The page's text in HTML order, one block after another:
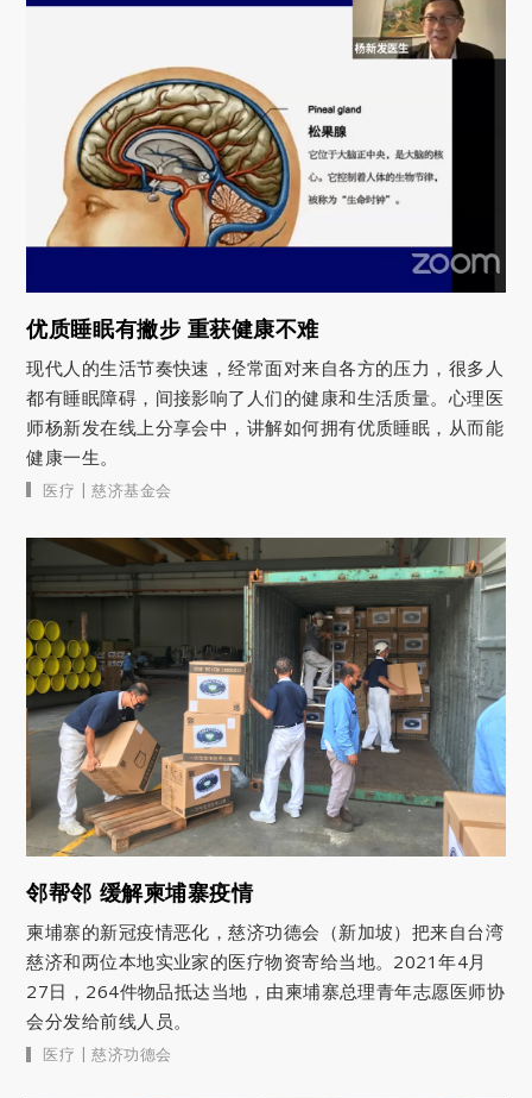
优质睡眠有撇步 重获健康不难
现代人的生活节奏快速，经常面对来自各方的压力，很多人
都有睡眠障碍，间接影响了人们的健康和生活质量。心理医
师杨新发在线上分享会中，讲解如何拥有优质睡眠，从而能
健康一生。
医疗 | 慈济基金会
邻帮邻 缓解柬埔寨疫情
柬埔寨的新冠疫情恶化，慈济功德会（新加坡）把来自台湾
慈济和两位本地实业家的医疗物资寄给当地。2021年4月
27日，264件物品抵达当地，由柬埔寨总理青年志愿医师协
会分发给前线人员。
医疗 | 慈济功德会